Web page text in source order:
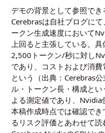
デモの背景として参照でき
Cerebrasは自社ブログに
ークン生成速度において
上回ると主張している。
2,500トークン/秒に対し
であり、コストおよび消
という（出典： Cerebras
ル・トークン長・構成と
よる測定値であり、
本稿作成時点では確認で
るリスク評価とあわせて読